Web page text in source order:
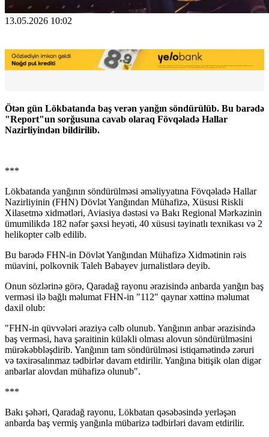
13.05.2026 10:02
Ötən gün Lökbatanda baş verən yanğın söndürülüb. Bu barədə
"Report"un sorğusuna cavab olaraq Fövqəladə Hallar
Nazirliyindən bildirilib.
***
Lökbatanda yanğının söndürülməsi əməliyyatına Fövqəladə Hallar
Nazirliyinin (FHN) Dövlət Yanğından Mühafizə, Xüsusi Riskli
Xilasetmə xidmətləri, Aviasiya dəstəsi və Bakı Regional Mərkəzinin
ümumilikdə 182 nəfər şəxsi heyəti, 40 xüsusi təyinatlı texnikası və 2
helikopter cəlb edilib.
Bu barədə FHN-in Dövlət Yanğından Mühafizə Xidmətinin rəis
müavini, polkovnik Taleh Babayev jurnalistlərə deyib.
Onun sözlərinə görə, Qaradağ rayonu ərazisində anbarda yanğın baş
verməsi ilə bağlı məlumat FHN-in "112" qaynar xəttinə məlumat
daxil olub:
"FHN-in qüvvələri əraziyə cəlb olunub. Yanğının anbar ərazisində
baş verməsi, hava şəraitinin küləkli olması alovun söndürülməsini
mürəkəbbləşdirib. Yanğının tam söndürülməsi istiqamətində zəruri
və təxirəsalınmaz tədbirlər davam etdirilir. Yanğına bitişik olan digər
anbarlar alovdan mühafizə olunub".
***
Bakı şəhəri, Qaradağ rayonu, Lökbatan qəsəbəsində yerləşən
anbarda baş vermiş yanğınla mübarizə tədbirləri davam etdirilir.